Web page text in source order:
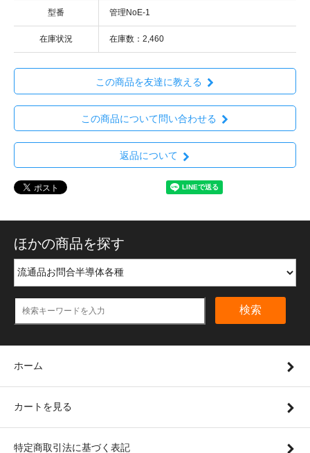
型番 管理NoE-1
在庫状況 在庫数：2,460
この商品を友達に教える
この商品について問い合わせる
返品について
ほかの商品を探す
検索
ホーム
カートを見る
特定商取引法に基づく表記